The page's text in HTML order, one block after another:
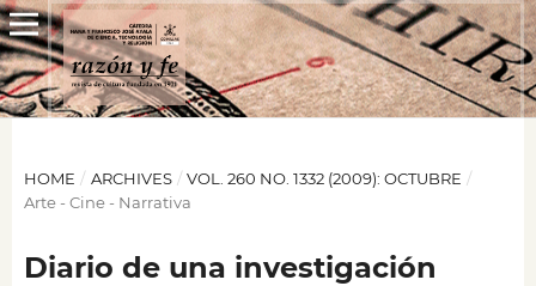
HOME / ARCHIVES / VOL. 260 NO. 1332 (2009): OCTUBRE /
Arte - Cine - Narrativa
Diario de una investigación